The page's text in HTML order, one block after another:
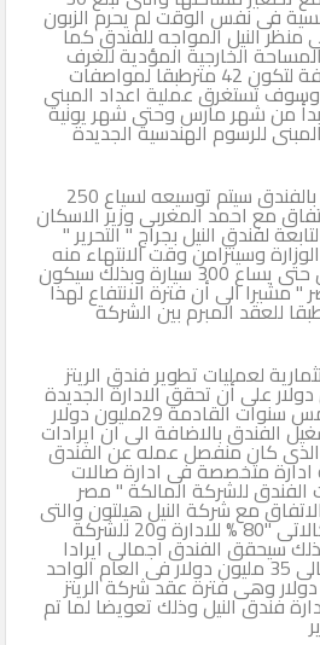
فى نفس الوقت لم يحرم الزبون
النيل المواجه للفندق كما
من المساحة الخارجية المؤدية للغرف
ليكتمل بذلك مساحة الغرفة لتكون 42 مترطبقا لمواصفات
" وسوف تستغرق عملية اعداد المبنى
تبدأ من شهر مارس وحتى شهر يونية
للرسوم الهندسية الجديدة
اما بالنسبة للجراج الخاص بالفندق سيتم توسيعه لسياع 250
مع احمد المغربى وزير الاسكان
لفندق النيل بجراج " التحرير "
وسيتزامن وقت الانتهاء منه
الانتهاء من تطوير الفندق حتى يساع 300 سيارة وبذلك سيكون
مشيرا الى أن فترة الانتفاع لهذا
له 20 عاما طبقا للعقد المبرم بين الشركة
لعمليات تطوير فندق الريتز
120 مليون دولار على أن تحقق الادارة الجديدة
ايرادات للفندق خلال الخمس سنوات القادمة 29مليون دولار
الفندق بالاضافة الى ان ايرادات
والذى كان منفصل عمله عن الفندق
ادارة متخصصة فى ادارة صالات
الفندق للشركة المالكة " مصر
مع شركة النيل هيلتون والتى
كانت توزع ايراد الكازينو كالاتى "80 % للادارة و20 للشركة
سيحقق الفندق اجمالى ايرادا
لشركة مصر للفنادق اجمالى 35 مليون دولار فى العام الواحد
175 مليون دولار وهى فترة عقد شركة الريتز
فندق النيل وذلك تعويضا لما تم